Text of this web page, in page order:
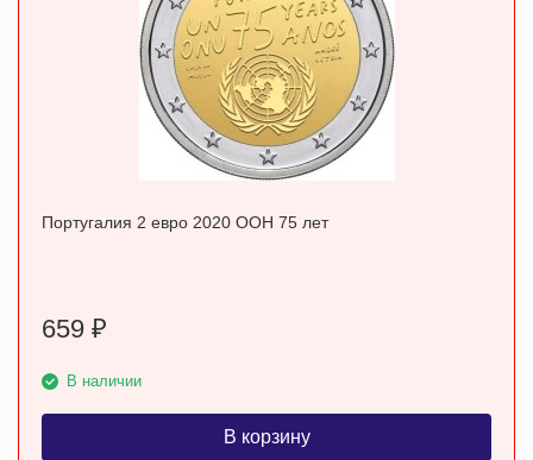
Португалия 2 евро 2020 ООН 75 лет
659 ₽
В наличии
В корзину